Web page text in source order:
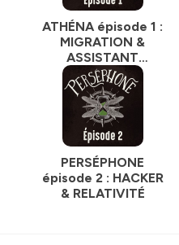
ATHÉNA épisode 1 :
MIGRATION &
ASSISTANT
BAVARD
PERSÉPHONE
épisode 2 : HACKER
& RELATIVITÉ